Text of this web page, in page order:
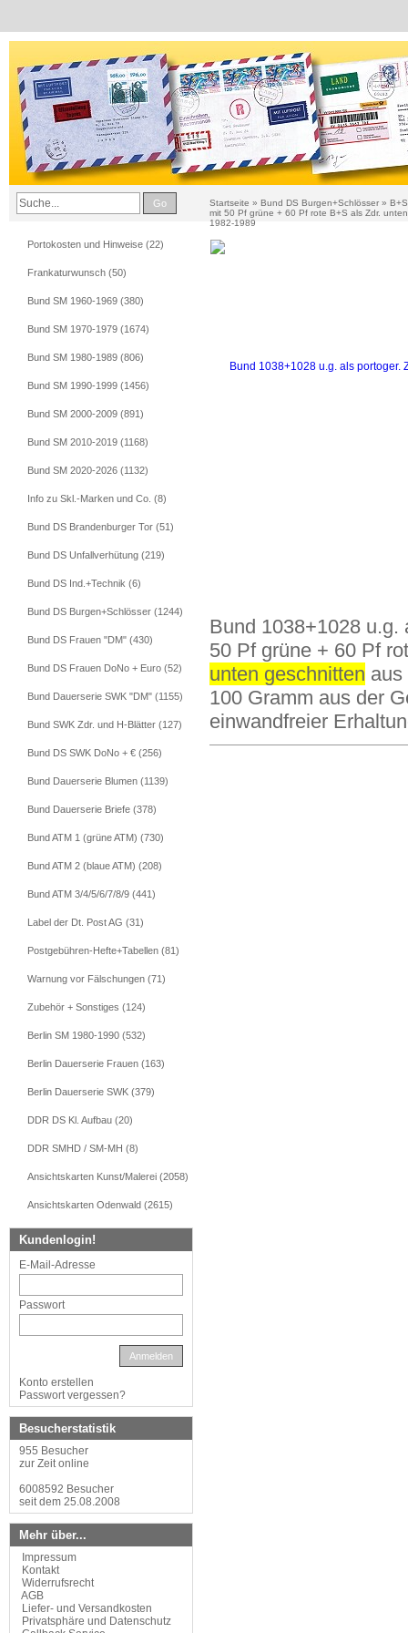
Go Startseite » Bund DS Burgen+Schlösser »
mit 50 Pf grüne + 60 Pf rote B+S als Zdr.
1982-1989
Bund 1038+1028 u.g.
50 Pf grüne + 60 Pf
unten geschnitten aus
100 Gramm aus der
einwandfreier
Portokosten und Hinweise (22)
Frankaturwunsch (50)
Bund SM 1960-1969 (380)
Bund SM 1970-1979 (1674)
Bund SM 1980-1989 (806)
Bund SM 1990-1999 (1456)
Bund SM 2000-2009 (891)
Bund SM 2010-2019 (1168)
Bund SM 2020-2026 (1132)
Info zu Skl.-Marken und Co. (8)
Bund DS Brandenburger Tor (51)
Bund DS Unfallverhütung (219)
Bund DS Ind.+Technik (6)
Bund DS Burgen+Schlösser (1244)
Bund DS Frauen "DM" (430)
Bund DS Frauen DoNo + Euro (52)
Bund Dauerserie SWK "DM" (1155)
Bund SWK Zdr. und H-Blätter (127)
Bund DS SWK DoNo + € (256)
Bund Dauerserie Blumen (1139)
Bund Dauerserie Briefe (378)
Bund ATM 1 (grüne ATM) (730)
Bund ATM 2 (blaue ATM) (208)
Bund ATM 3/4/5/6/7/8/9 (441)
Label der Dt. Post AG (31)
Postgebühren-Hefte+Tabellen (81)
Warnung vor Fälschungen (71)
Zubehör + Sonstiges (124)
Berlin SM 1980-1990 (532)
Berlin Dauerserie Frauen (163)
Berlin Dauerserie SWK (379)
DDR DS Kl. Aufbau (20)
DDR SMHD / SM-MH (8)
Ansichtskarten Kunst/Malerei (2058)
Ansichtskarten Odenwald (2615)
Kundenlogin!
E-Mail-Adresse
Passwort
Anmelden
Konto erstellen
Passwort vergessen?
Besucherstatistik
955 Besucher
zur Zeit online
6008592 Besucher
seit dem 25.08.2008
Mehr über...
Impressum
Kontakt
Widerrufsrecht
AGB
Liefer- und Versandkosten
Privatsphäre und Datenschutz